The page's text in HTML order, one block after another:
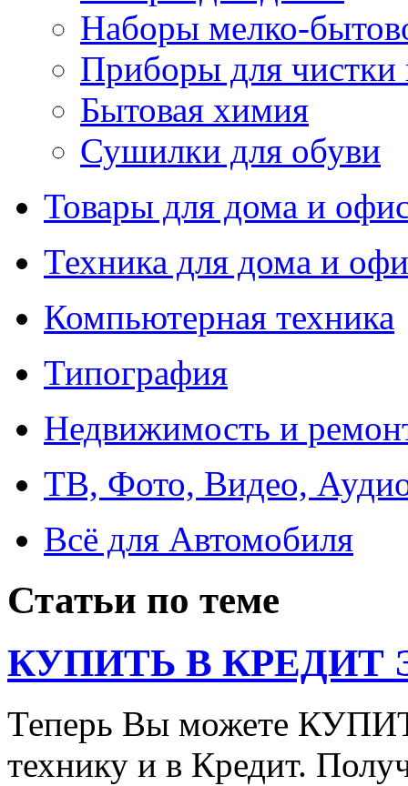
Наборы мелко-
Приборы для чистки
Бытовая химия
Сушилки для обуви
Товары для дома и
Техника для дома и
Компьютерная техника
Типография
Недвижимость и
ТВ, Фото, Видео,
Всё для Автомобиля
Статьи по теме
КУПИТЬ В КРЕДИТ
Теперь Вы можете
технику и в Кредит.